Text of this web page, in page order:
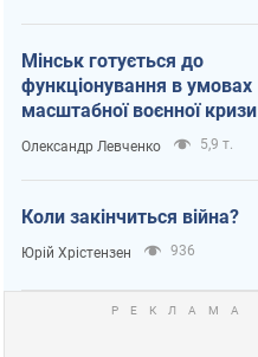
Мінськ готується до
функціонування в умовах
масштабної воєнної кризи
Олександр Левченко 5,9 т.
Коли закінчиться війна?
Юрій Хрістензен 936